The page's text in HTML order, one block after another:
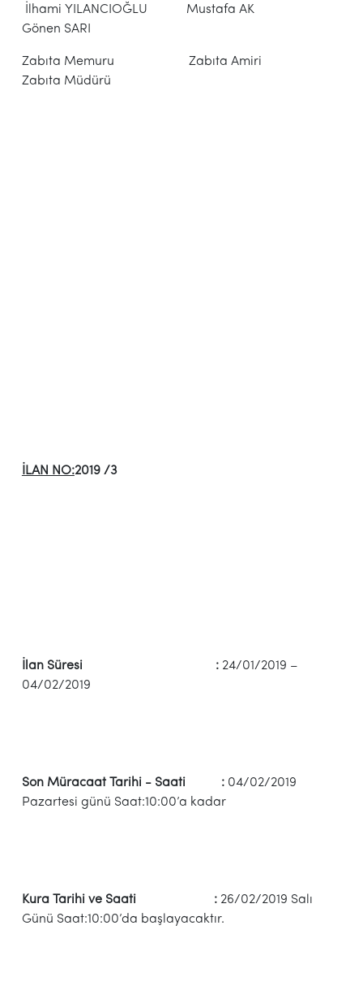
İlhami YILANCIOĞLU Mustafa AK
Gönen SARI
Zabıta Memuru Zabıta Amiri
Zabıta Müdürü
İLAN NO:2019 /3
İlan Süresi : 24/01/2019 –
04/02/2019
Son Müracaat Tarihi - Saati : 04/02/2019
Pazartesi günü Saat:10:00’a kadar
Kura Tarihi ve Saati : 26/02/2019 Salı
Günü Saat:10:00’da başlayacaktır.